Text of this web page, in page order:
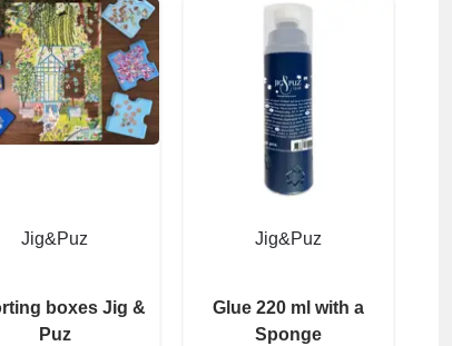
Jig&Puz
boxes Jig &
Puz
Jig&Puz
Glue 220 ml with a
Sponge